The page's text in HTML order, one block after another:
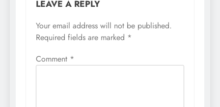
LEAVE A REPLY
Your email address will not be published.
Required fields are marked *
Comment *